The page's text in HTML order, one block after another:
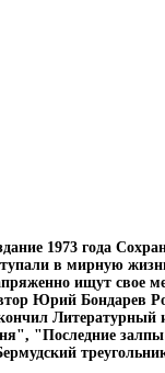
1973 года
в мирную
ищут свое
Юрий Бондарев
Литературный
"Последние